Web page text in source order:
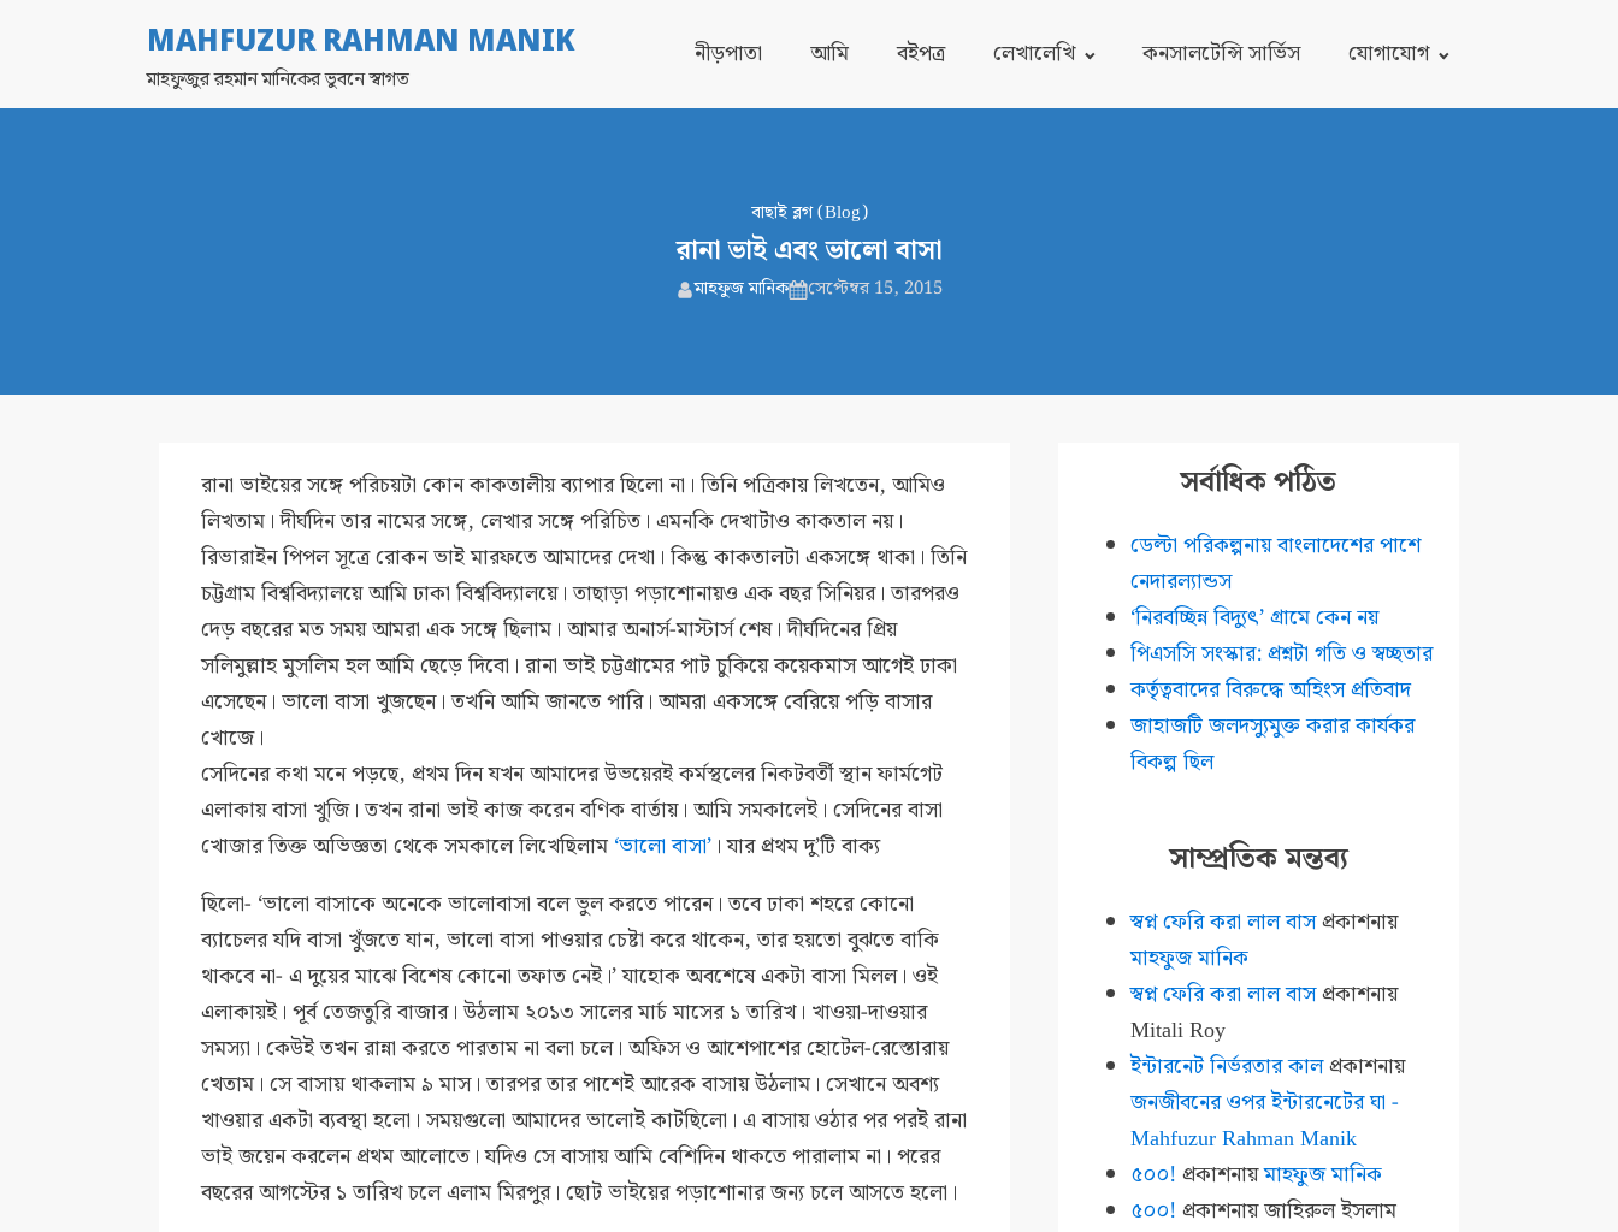
MAHFUZUR RAHMAN MANIK
মাহফুজুর রহমান মানিকের ভুবনে স্বাগত
নীড়পাতা আমি বইপত্র লেখালেখি কনসালটেন্সি সার্ভিস যোগাযোগ
বাছাই ব্লগ (Blog)
রানা ভাই এবং ভালো বাসা
মাহফুজ মানিক সেপ্টেম্বর 15, 2015
রানা ভাইয়ের সঙ্গে পরিচয়টা কোন কাকতালীয় ব্যাপার ছিলো না। তিনি পত্রিকায় লিখতেন, আমিও
লিখতাম। দীর্ঘদিন তার নামের সঙ্গে, লেখার সঙ্গে পরিচিত। এমনকি দেখাটাও কাকতাল নয়।
রিভারাইন পিপল সূত্রে রোকন ভাই মারফতে আমাদের দেখা। কিন্তু কাকতালটা একসঙ্গে থাকা। তিনি
চট্টগ্রাম বিশ্ববিদ্যালয়ে আমি ঢাকা বিশ্ববিদ্যালয়ে। তাছাড়া পড়াশোনায়ও এক বছর সিনিয়র। তারপরও
দেড় বছরের মত সময় আমরা এক সঙ্গে ছিলাম। আমার অনার্স-মাস্টার্স শেষ। দীর্ঘদিনের প্রিয়
সলিমুল্লাহ মুসলিম হল আমি ছেড়ে দিবো। রানা ভাই চট্টগ্রামের পাট চুকিয়ে কয়েকমাস আগেই ঢাকা
এসেছেন। ভালো বাসা খুজছেন। তখনি আমি জানতে পারি। আমরা একসঙ্গে বেরিয়ে পড়ি বাসার
খোজে।
সেদিনের কথা মনে পড়ছে, প্রথম দিন যখন আমাদের ‍উভয়েরই কর্মস্থলের নিকটবর্তী স্থান ফার্মগেট
এলাকায় বাসা খুজি। তখন রানা ভাই কাজ করেন বণিক বার্তায়। আমি সমকালেই। সেদিনের বাসা
খোজার তিক্ত অভিজ্ঞতা থেকে সমকালে লিখেছিলাম ‘ভালো বাসা’ । যার প্রথম দু’টি বাক্য
ছিলো- ‘ভালো বাসাকে অনেকে ভালোবাসা বলে ভুল করতে পারেন। তবে ঢাকা শহরে কোনো
ব্যাচেলর যদি বাসা খুঁজতে যান, ভালো বাসা পাওয়ার চেষ্টা করে থাকেন, তার হয়তো বুঝতে বাকি
থাকবে না- এ দুয়ের মাঝে বিশেষ কোনো তফাত নেই।’ যাহোক অবশেষে একটা বাসা মিলল। ওই
এলাকায়ই। পূর্ব তেজতুরি বাজার। উঠলাম ২০১৩ সালের মার্চ মাসের ১ তারিখ। খাওয়া-দাওয়ার
সমস্যা। কেউই তখন রান্না করতে পারতাম না বলা চলে। অফিস ও আশেপাশের হোটেল-রেস্তোরায়
খেতাম। সে বাসায় থাকলাম ৯ মাস। তারপর তার পাশেই আরেক বাসায় উঠলাম। সেখানে অবশ্য
খাওয়ার একটা ব্যবস্থা হলো। সময়গুলো আমাদের ভালোই কাটছিলো। এ বাসায় ওঠার পর পরই রানা
ভাই জয়েন করলেন প্রথম আলোতে। যদিও সে বাসায় আমি বেশিদিন থাকতে পারালাম না। পরের
বছরের আগস্টের ১ তারিখ চলে এলাম মিরপুর। ছোট ভাইয়ের পড়াশোনার জন্য চলে আসতে হলো।
সর্বাধিক পঠিত
ডেল্টা পরিকল্পনায় বাংলাদেশের পাশে
নেদারল্যান্ডস
‘নিরবচ্ছিন্ন বিদ্যুৎ’ গ্রামে কেন নয়
পিএসসি সংস্কার: প্রশ্নটা গতি ও স্বচ্ছতার
কর্তৃত্ববাদের বিরুদ্ধে অহিংস প্রতিবাদ
জাহাজটি জলদস্যুমুক্ত করার কার্যকর
বিকল্প ছিল
সাম্প্রতিক মন্তব্য
স্বপ্ন ফেরি করা লাল বাসপ্রকাশনায়
মাহফুজ মানিক
স্বপ্ন ফেরি করা লাল বাসপ্রকাশনায়
Mitali Roy
ইন্টারনেট নির্ভরতার কালপ্রকাশনায়
জনজীবনের ওপর ইন্টারনেটের ঘা -
Mahfuzur Rahman Manik
৫০০! প্রকাশনায়মাহফুজ মানিক
৫০০! প্রকাশনায়জাহিরুল ইসলাম